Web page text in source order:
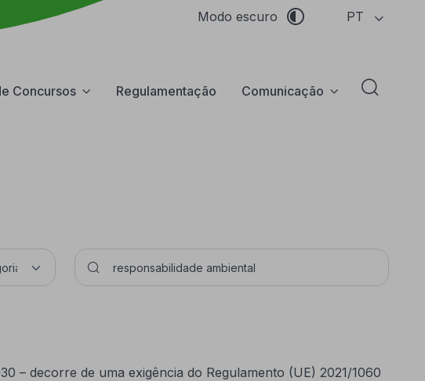
Modo escuro PT
Concursos Regulamentação Comunicação Abrir
– decorre de uma exigência do Regulamento (UE) 2021/1060